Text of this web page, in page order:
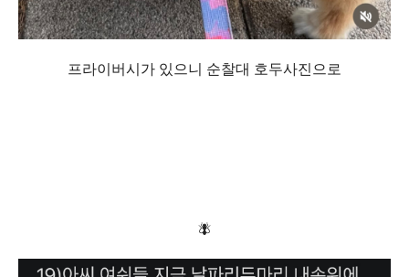
프라이버시가 있으니 순찰대 호두사진으로
🪰